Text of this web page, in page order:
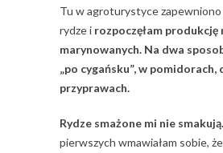
Tu w agroturystyce zapewniono
rydze i rozpoczęłam produkcję
marynowanych. Na dwa
„po cygańsku”, w pomidorach,
przyprawach.
Rydze smażone mi nie smakują.
pierwszych wmawiałam sobie,